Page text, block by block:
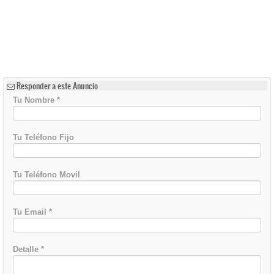
Responder a este Anuncio
Tu Nombre *
Tu Teléfono Fijo
Tu Teléfono Movil
Tu Email *
Detalle *